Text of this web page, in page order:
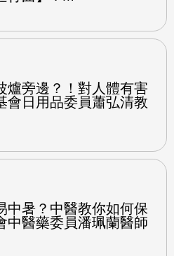
爐旁邊？！對人體有害
會日用品委員蕭弘清教
中暑？中醫教你如何保
中醫藥委員潘珮蘭醫師